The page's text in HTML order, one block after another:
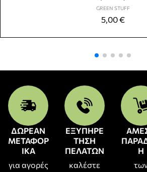
GREEN STUFF
5,00€
ΔΩΡΕΑΝ
ΜΕΤΑΦΟΡ
ΙΚΑ
για αγορές
ΕΞΥΠΗΡΕ
ΤΗΣΗ
ΠΕΛΑΤΩΝ
καλέστε
Η